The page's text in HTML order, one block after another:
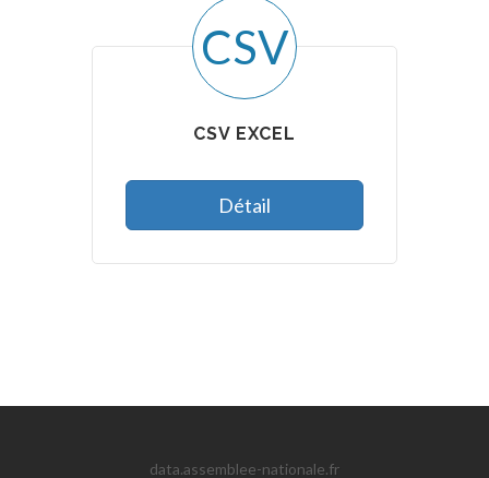
CSV
CSV EXCEL
Détail
data.assemblee-nationale.fr